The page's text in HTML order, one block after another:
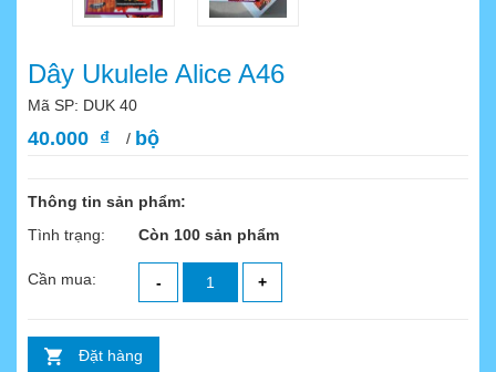
Dây Ukulele Alice A46
Mã SP: DUK 40
40.000 ₫ / bộ
Thông tin sản phẩm:
Tình trạng:
Còn 100 sản phẩm
Cần mua: - +
Đặt hàng